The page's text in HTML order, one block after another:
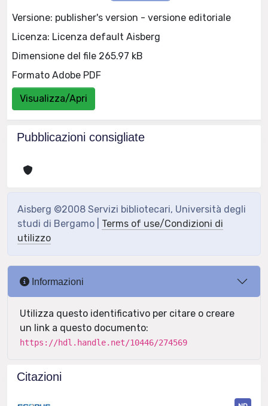
Versione: publisher's version - versione editoriale
Licenza: Licenza default Aisberg
Dimensione del file 265.97 kB
Formato Adobe PDF
Visualizza/Apri
Pubblicazioni consigliate
Aisberg ©2008 Servizi bibliotecari, Università degli
studi di Bergamo | Terms of use/Condizioni di
utilizzo
Informazioni
Utilizza questo identificativo per citare o creare
un link a questo documento:
https://hdl.handle.net/10446/274569
Citazioni